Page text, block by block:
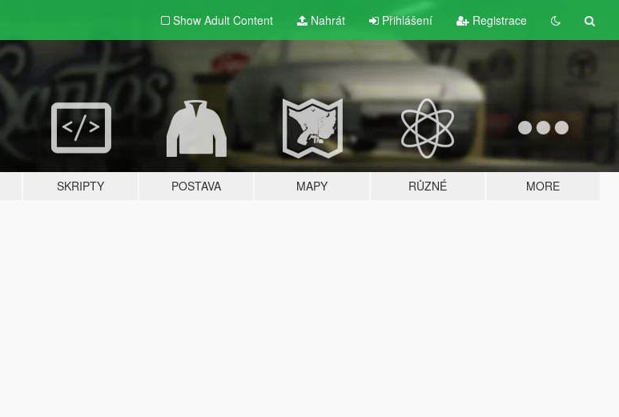
Show Adult Content Nahrát Přihlášení Registrace
SKRIPTY POSTAVA MAPY RŮZNÉ MORE